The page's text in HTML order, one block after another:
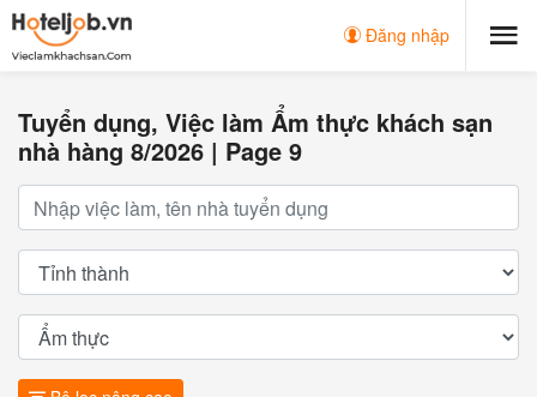
Đăng nhập
Tuyển dụng, Việc làm Ẩm thực khách sạn
nhà hàng 8/2026 | Page 9